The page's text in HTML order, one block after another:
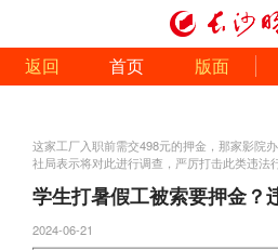
返回 首页 版面
这家工厂入职前需交498元的押金，那家影院
社局表示将对此进行调查，严厉打击此类违法
学生打暑假工被索要押金？
2024-06-21